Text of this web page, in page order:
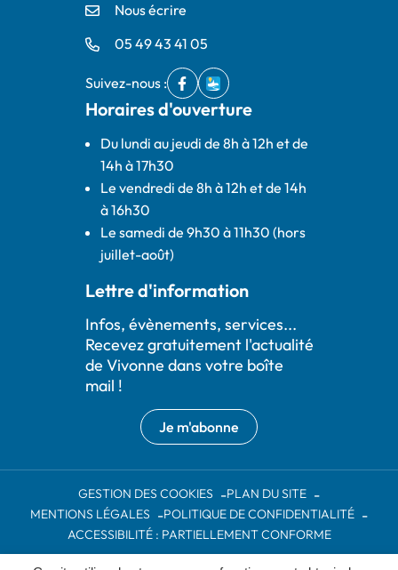
Nous écrire
05 49 43 41 05
Suivez-nous :
Facebook
(ouverture dans un nouvel onglet)
IntraMuros
(ouverture dans un nouvel
Horaires d'ouverture
Du lundi au jeudi de 8h à 12h et de
14h à 17h30
Le vendredi de 8h à 12h et de 14h
à 16h30
Le samedi de 9h30 à 11h30 (hors
juillet-août)
Lettre d'information
Infos, évènements, services...
Recevez gratuitement l'actualité
de Vivonne dans votre boîte
mail !
Je m'abonne
GESTION DES COOKIES
PLAN DU SITE
MENTIONS LÉGALES
POLITIQUE DE CONFIDENTIALITÉ
ACCESSIBILITÉ : PARTIELLEMENT CONFORME